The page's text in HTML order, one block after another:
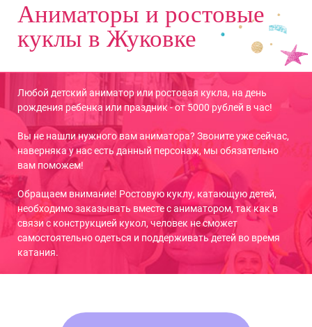
Аниматоры и ростовые
куклы в Жуковке
Любой детский аниматор или ростовая кукла, на день
рождения ребенка или праздник - от 5000 рублей в час!
Вы не нашли нужного вам аниматора? Звоните уже сейчас,
наверняка у нас есть данный персонаж, мы обязательно
вам поможем!
Обращаем внимание! Ростовую куклу, катающую детей,
необходимо заказывать вместе с аниматором, так как в
связи с конструкцией кукол, человек не сможет
самостоятельно одеться и поддерживать детей во время
катания.